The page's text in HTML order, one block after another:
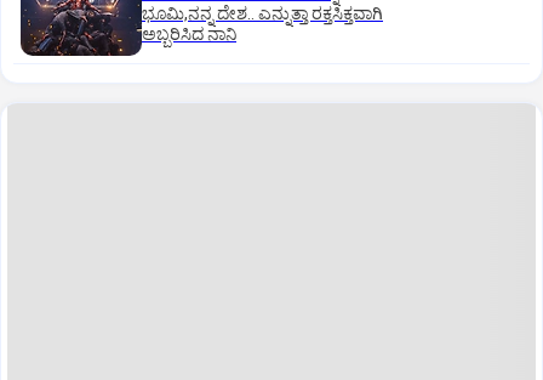
ಭೂಮಿ,ನನ್ನ ದೇಶ.. ಎನ್ನುತ್ತಾ ರಕ್ತಸಿಕ್ತವಾಗಿ
ಅಬ್ಬರಿಸಿದ ನಾನಿ